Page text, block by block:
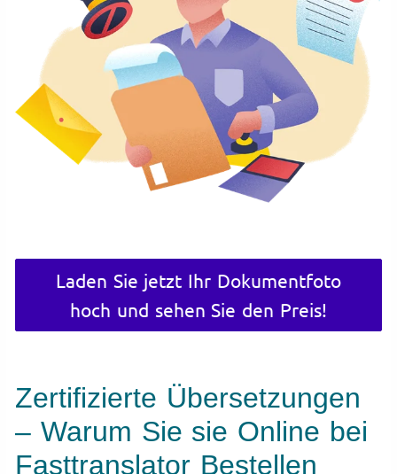
Laden Sie jetzt Ihr Dokumentfoto
hoch und sehen Sie den Preis!
Zertifizierte Übersetzungen
– Warum Sie sie Online bei
Fasttranslator Bestellen